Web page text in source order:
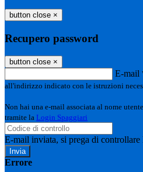
button close ×
Recupero password
button close ×
E-mail
all'indirizzo indicato con le istruzioni
Non hai una e-mail associata al nome
tramite la Login Spaggiari
E-mail inviata, si prega di controllare
Errore